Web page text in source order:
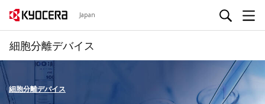
Japan
細胞分離デバイス
細胞分離デバイス